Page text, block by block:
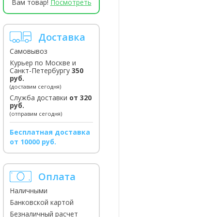
Вам товар! Посмотреть
Доставка
Самовывоз
Курьер по Москве и
Санкт-Петербургу 350
руб.
(доставим сегодня)
Служба доставки от 320
руб.
(отправим сегодня)
Бесплатная доставка
от 10000 руб.
Оплата
Наличными
Банковской картой
Безналичный расчет